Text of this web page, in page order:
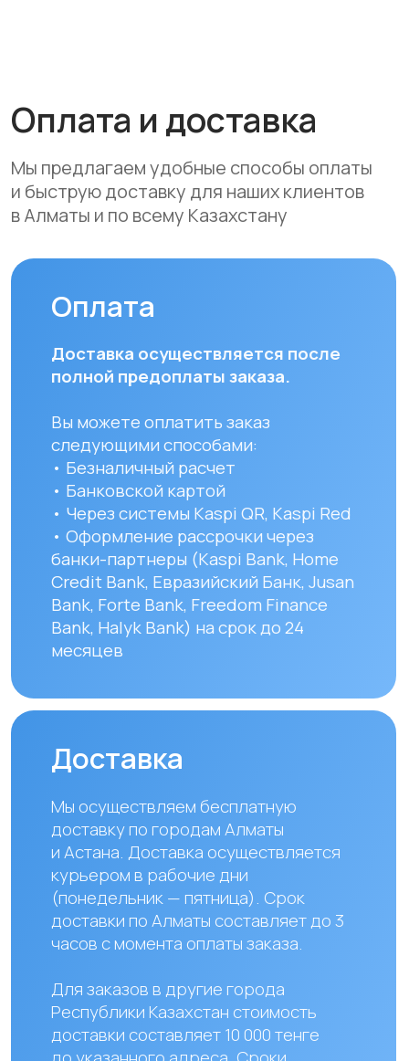
Мы осуществляем бесплатную
доставку по городам Алматы
и Астана. Доставка осуществляется
курьером в рабочие дни
доставки по Алматы составляет до 3
Для заказов в другие города
доставки составляет 10 000 тенге
до указанного адреса. Сроки
доставки зависят от региона
Вы можете самостоятельно забрать
заказ по адресу: Алматы, мкр. Кайрат
152/1 к5
Доставка
УЗНАТЬ ПОДРОБНЕЕ
+ 7 706 407 30 81
Наши контакты
Казахстан, г.Алматы,
мкр. Кайрат 152/1, оф.12